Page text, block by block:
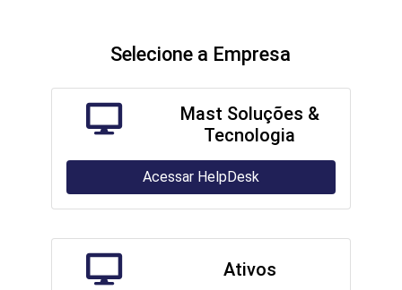
Selecione a Empresa
Mast Soluções &
Tecnologia
Acessar HelpDesk
Ativos